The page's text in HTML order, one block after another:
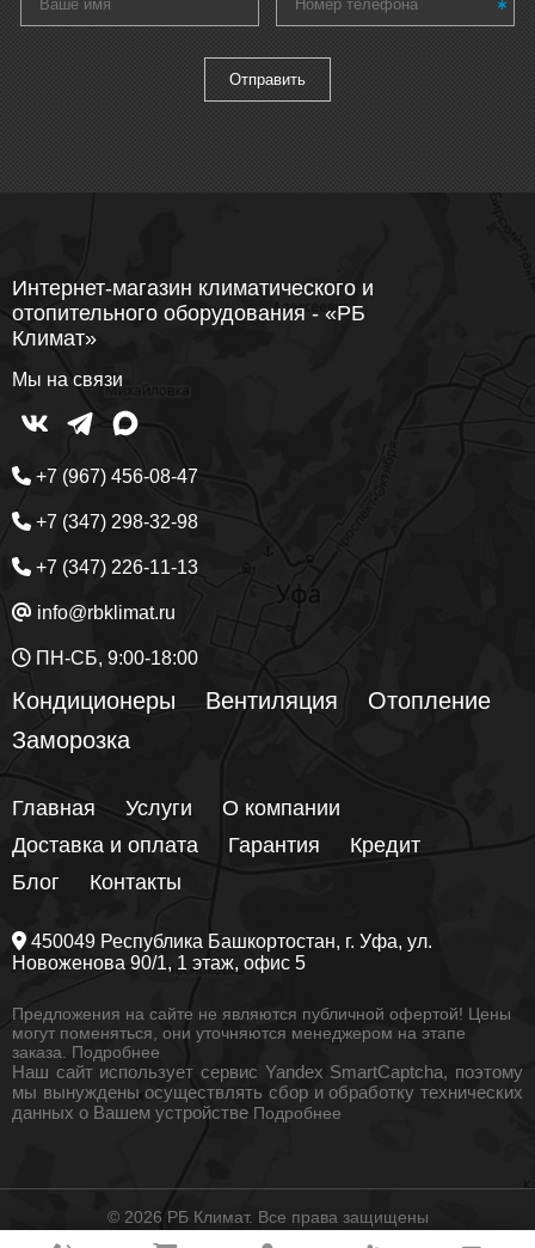
Интернет-магазин климатического и
отопительного оборудования - «РБ
Климат»
Мы на связи
+7 (967) 456-08-47
+7 (347) 298-32-98
+7 (347) 226-11-13
info@rbklimat.ru
ПН-СБ, 9:00-18:00
Кондиционеры Вентиляция
Отопление
Заморозка
Главная Услуги
О компании
Доставка и оплата
Гарантия
Кредит
Блог
Контакты
450049 Республика Башкортостан, г. Уфа, ул.
Новоженова 90/1, 1 этаж, офис 5
Предложения на сайте не являются публичной офертой! Цены
могут поменяться, они уточняются менеджером на этапе
заказа. Подробнее
Наш сайт использует сервис Yandex SmartCaptcha, поэтому
мы вынуждены осуществлять сбор и обработку технических
данных о Вашем устройстве Подробнее
© 2026 РБ Климат. Все права защищены